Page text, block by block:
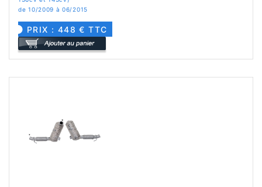
de 10/2009 à 06/2015
PRIX : 448 € TTC